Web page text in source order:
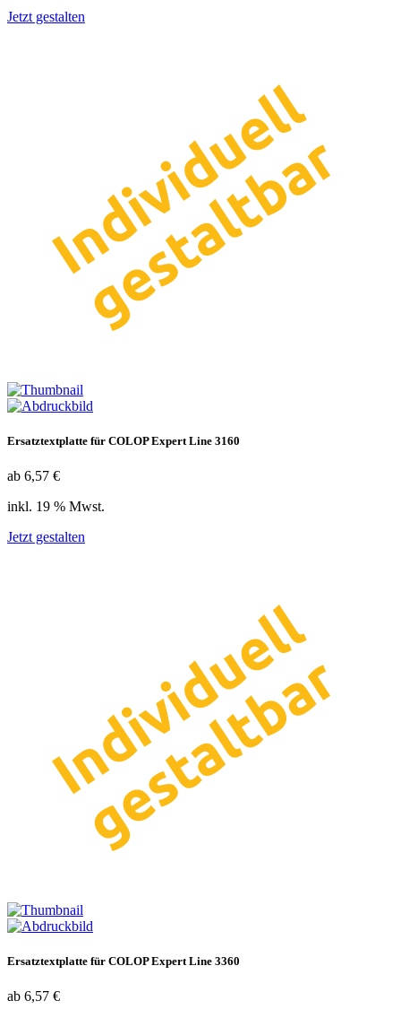
Jetzt gestalten
Ersatztextplatte für COLOP Expert Line 3160
ab 6,57 €
inkl. 19 % Mwst.
Jetzt gestalten
Ersatztextplatte für COLOP Expert Line 3360
ab 6,57 €